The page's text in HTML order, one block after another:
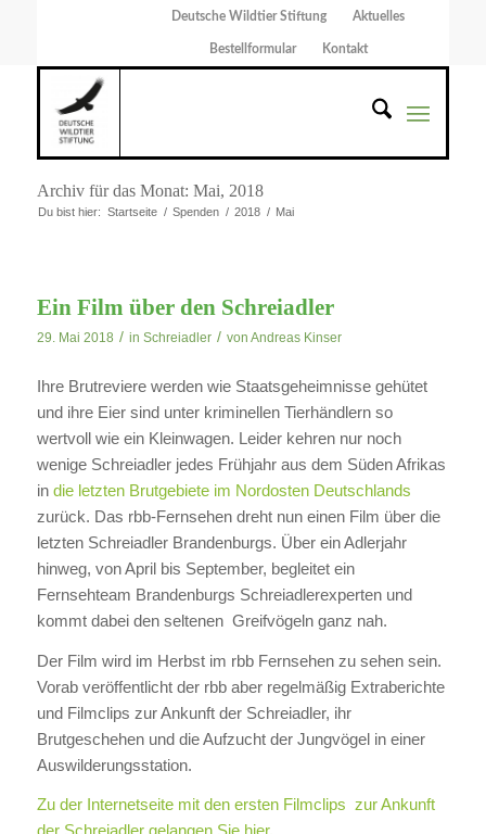
Deutsche Wildtier Stiftung Aktuelles
Bestellformular Kontakt
Archiv für das Monat: Mai, 2018
Du bist hier: Startseite / Spenden / 2018 / Mai
Ein Film über den Schreiadler
29. Mai 2018 / in Schreiadler / von Andreas Kinser
Ihre Brutreviere werden wie Staatsgeheimnisse gehütet
und ihre Eier sind unter kriminellen Tierhändlern so
wertvoll wie ein Kleinwagen. Leider kehren nur noch
wenige Schreiadler jedes Frühjahr aus dem Süden Afrikas
in die letzten Brutgebiete im Nordosten Deutschlands
zurück. Das rbb-Fernsehen dreht nun einen Film über die
letzten Schreiadler Brandenburgs. Über ein Adlerjahr
hinweg, von April bis September, begleitet ein
Fernsehteam Brandenburgs Schreiadlerexperten und
kommt dabei den seltenen Greifvögeln ganz nah.
Der Film wird im Herbst im rbb Fernsehen zu sehen sein.
Vorab veröffentlicht der rbb aber regelmäßig Extraberichte
und Filmclips zur Ankunft der Schreiadler, ihr
Brutgeschehen und die Aufzucht der Jungvögel in einer
Auswilderungsstation.
Zu der Internetseite mit den ersten Filmclips zur Ankunft